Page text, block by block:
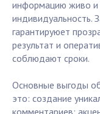
информацию живо и
индивидуальность.
гарантируюет
результат и
соблюдают сроки.
Основные выгоды
это: создание